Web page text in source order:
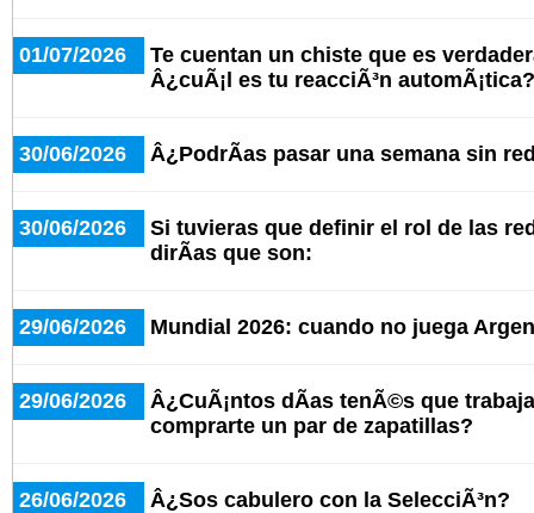
01/07/2026
Te cuentan un chiste que es
Â¿cuÃ¡l es tu reacciÃ³n automÃ¡tica?
30/06/2026 Â¿PodrÃ­as pasar una semana sin
30/06/2026
Si tuvieras que definir el rol de las
dirÃ­as que son:
29/06/2026 Mundial 2026: cuando no juega
29/06/2026
Â¿CuÃ¡ntos dÃ­as tenÃ©s que
comprarte un par de zapatillas?
26/06/2026 Â¿Sos cabulero con la SelecciÃ³n?